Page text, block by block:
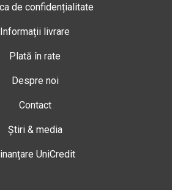
de confidențialitate
Informații livrare
Plată în rate
Despre noi
Contact
Știri & media
UniCredit